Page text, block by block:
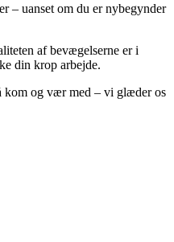
– uanset om du er nybegynder
af bevægelserne er i
din krop arbejde.
kom og vær med – vi glæder os